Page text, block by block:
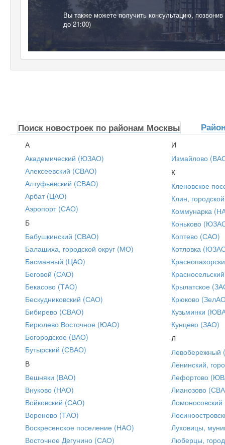
Вы также можете получить консультацию,
до 21:00)
Поиск новостроек по районам Москвы
А
Академический (ЮЗАО)
Алексеевский (СВАО)
Алтуфьевский (СВАО)
Арбат (ЦАО)
Аэропорт (САО)
Б
Бабушкинский (СВАО)
Балашиха, городской округ (МО)
Басманный (ЦАО)
Беговой (САО)
Бекасово (ТАО)
Бескудниковский (САО)
Бибирево (СВАО)
Бирюлево Восточное (ЮАО)
Богородское (ВАО)
Бутырский (СВАО)
В
Вешняки (ВАО)
Внуково (НАО)
Войковский (САО)
Вороново (ТАО)
Воскресенское поселение (НАО)
Восточное Дегунино (САО)
И
Измайлово
К
Кленовское
Клин,
Коммунарка
Коньково
Коптево (САО)
Котловка
Крылатское
Крюково
Кузьминки
Кунцево (ЗАО)
Л
Ленинский,
Лефортово
Лианозово
Луховицы,
Люберцы,